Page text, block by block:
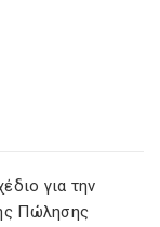
για την
Πώλησης